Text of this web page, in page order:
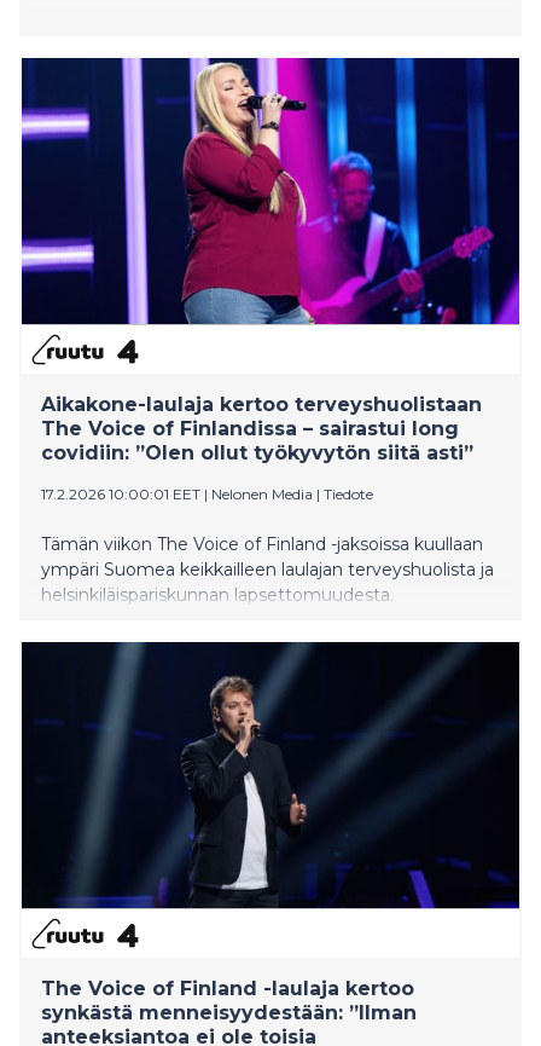
Aikakone-laulaja kertoo terveyshuolistaan
The Voice of Finlandissa – sairastui long
covidiin: ”Olen ollut työkyvytön siitä asti”
17.2.2026 10:00:01 EET | Nelonen Media | Tiedote
Tämän viikon The Voice of Finland -jaksoissa kuullaan
ympäri Suomea keikkailleen laulajan terveyshuolista ja
helsinkiläispariskunnan lapsettomuudesta.
The Voice of Finland -laulaja kertoo
synkästä menneisyydestään: ”Ilman
anteeksiantoa ei ole toisia